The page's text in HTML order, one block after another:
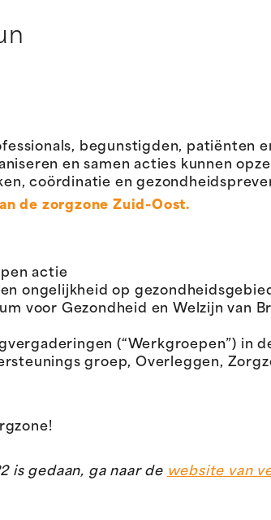
begunstigden, patiënten
en samen acties kunnen
coördinatie en
de zorgzone Zuid-Oost.
actie
ongelijkheid op
voor Gezondheid en Welzijn van
(“Werkgroepen”) in
groep, Overleggen,
is gedaan, ga naar de website van